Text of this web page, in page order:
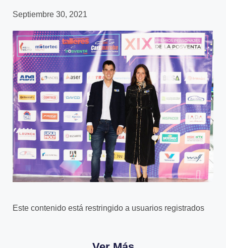
Septiembre 30, 2021
Este contenido está restringido a usuarios registrados